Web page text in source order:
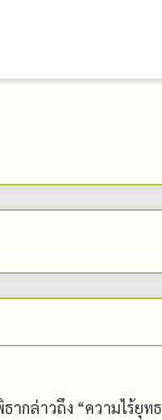
กล่าวถึง “ความไร้ยุท